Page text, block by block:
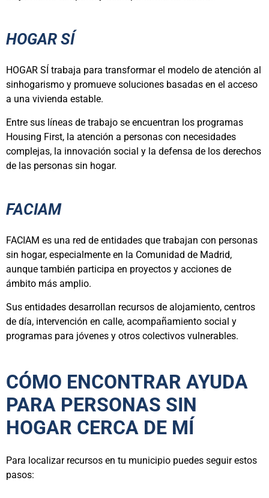
HOGAR SÍ
HOGAR SÍ trabaja para transformar el modelo de atención al
sinhogarismo y promueve soluciones basadas en el acceso
a una vivienda estable.
Entre sus líneas de trabajo se encuentran los programas
Housing First, la atención a personas con necesidades
complejas, la innovación social y la defensa de los derechos
de las personas sin hogar.
FACIAM
FACIAM es una red de entidades que trabajan con personas
sin hogar, especialmente en la Comunidad de Madrid,
aunque también participa en proyectos y acciones de
ámbito más amplio.
Sus entidades desarrollan recursos de alojamiento, centros
de día, intervención en calle, acompañamiento social y
programas para jóvenes y otros colectivos vulnerables.
CÓMO ENCONTRAR AYUDA
PARA PERSONAS SIN
HOGAR CERCA DE MÍ
Para localizar recursos en tu municipio puedes seguir estos
pasos: